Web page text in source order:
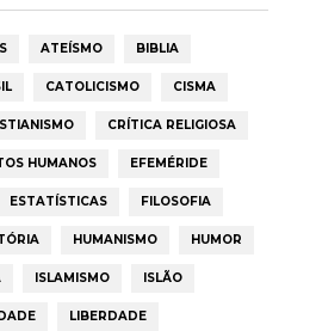
ATEÍSMO BIBLIA
CATOLICISMO CISMA
CRÍTICA RELIGIOSA
HUMANOS EFEMÉRIDE
ESTATÍSTICAS FILOSOFIA
HUMANISMO HUMOR
ISLAMISMO ISLÃO
LIBERDADE